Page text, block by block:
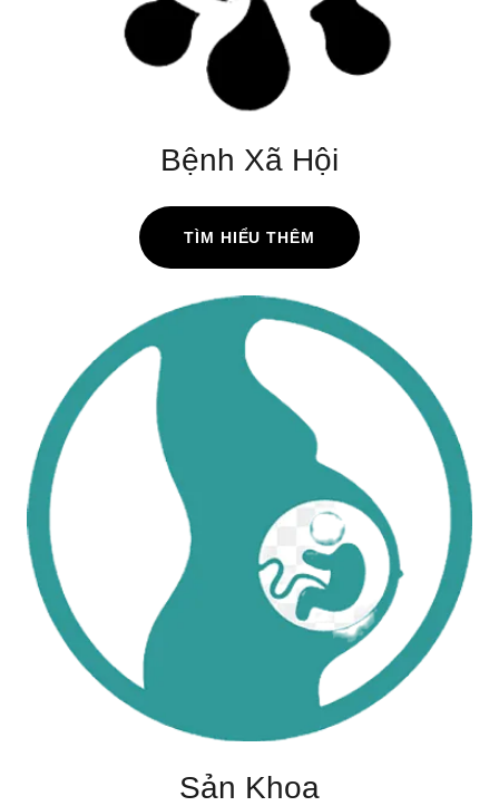
Bệnh Xã Hội
TÌM HIỂU THÊM
Sản Khoa